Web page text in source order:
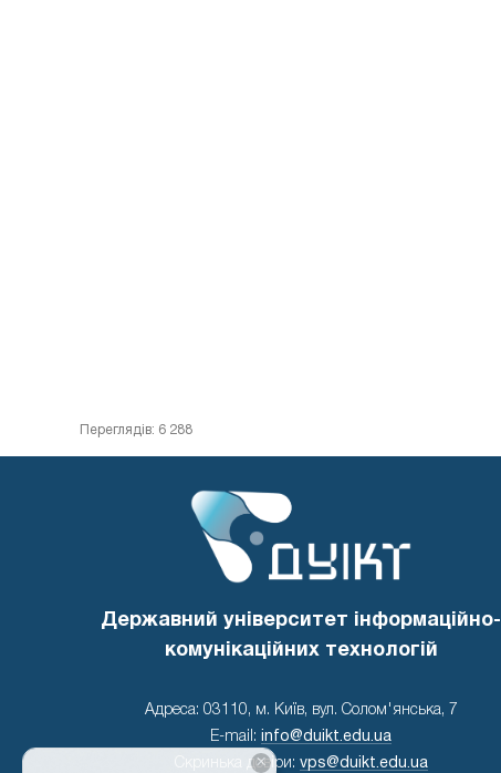
Переглядів: 6 288
Державний університет інформаційно-
комунікаційних технологій
Адреса: 03110, м. Київ, вул. Солом'янська, 7
E-mail: info@duikt.edu.ua
Скринька довіри: vps@duikt.edu.ua
×